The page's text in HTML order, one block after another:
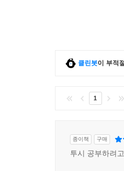
클린봇이 부적
1
종이책 구매
투시 공부하려